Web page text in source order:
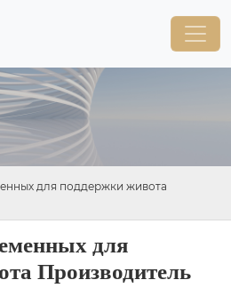
для поддержки живота
для
Производитель